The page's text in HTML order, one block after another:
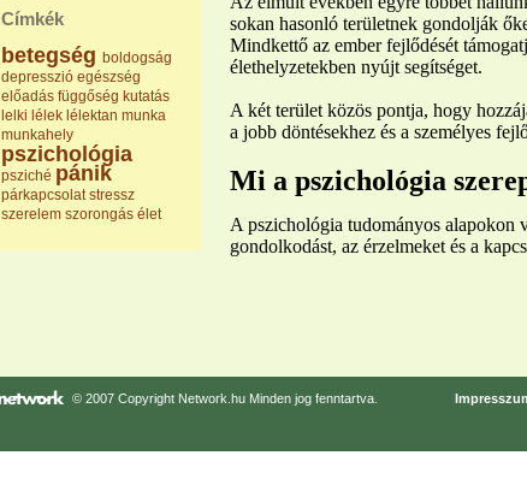
Címkék
betegség boldogság
depresszió egészség
előadás függőség kutatás
lelki lélek lélektan munka
munkahely
pszichológia
psziché pánik
párkapcsolat stressz
szerelem szorongás élet
sokan hasonló területnek gondolják
Mindkettő az ember fejlődését
élethelyzetekben nyújt segítséget.
A két terület közös pontja, hogy
a jobb döntésekhez és a személyes
Mi a pszichológia
A pszichológia tudományos alapokon
gondolkodást, az érzelmeket és a
© 2007 Copyright Network.hu Minden jog fenntartva.